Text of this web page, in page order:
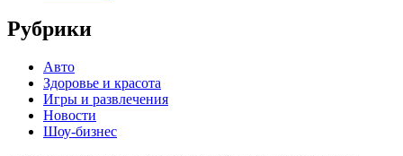
Рубрики
Авто
Здоровье и красота
Игры и развлечения
Новости
Шоу-бизнес